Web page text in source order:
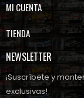
MI CUENTA
TIENDA
NEWSLETTER
¡Suscríbete y
exclusivas!